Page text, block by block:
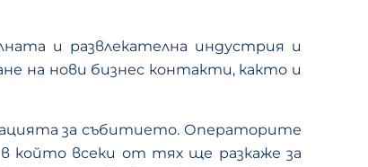
и развлекателна индустрия и
на нови бизнес контакти, както и
за събитието. Операторите
който всеки от тях ще разкаже за